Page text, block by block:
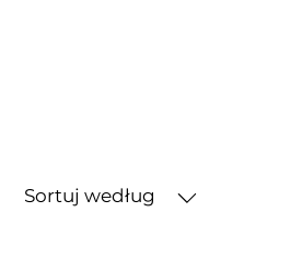
Sortuj według